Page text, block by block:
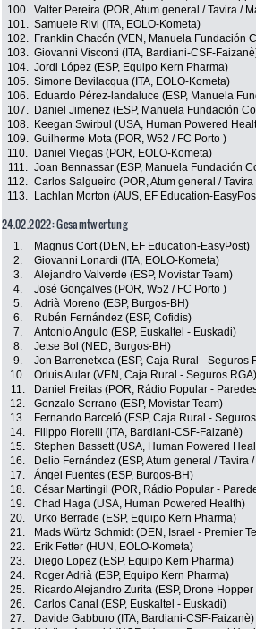
100. Valter Pereira (POR, Atum general / Tavira /
101. Samuele Rivi (ITA, EOLO-Kometa)
102.
Franklin Chacón (VEN, Manuela Fundación
103. Giovanni Visconti (ITA, Bardiani-CSF-
104. Jordi López (ESP, Equipo Kern Pharma)
105. Simone Bevilacqua (ITA, EOLO-Kometa)
106.
Eduardo Pérez-landaluce (ESP, Manuela
107.
Daniel Jimenez (ESP, Manuela Fundación
108.
Keegan Swirbul (USA, Human Powered
109. Guilherme Mota (POR, W52 / FC Porto )
110.
Daniel Viegas (POR, EOLO-Kometa)
111. Joan Bennassar (ESP, Manuela Fundación
112. Carlos Salgueiro (POR, Atum general /
113.
Lachlan Morton (AUS, EF Education-
24.02.2022: Gesamtwertung
1. Magnus Cort (DEN, EF Education-EasyPost)
2.
Giovanni Lonardi (ITA, EOLO-Kometa)
3.
Alejandro Valverde (ESP, Movistar Team)
4.
José Gonçalves (POR, W52 / FC Porto )
5.
Adrià Moreno (ESP, Burgos-BH)
6.
Rubén Fernández (ESP, Cofidis)
7.
Antonio Angulo (ESP, Euskaltel - Euskadi)
8.
Jetse Bol (NED, Burgos-BH)
9.
Jon Barrenetxea (ESP, Caja Rural - Seguros
10.
Orluis Aular (VEN, Caja Rural - Seguros RGA)
11.
Daniel Freitas (POR, Rádio Popular -
12.
Gonzalo Serrano (ESP, Movistar Team)
13.
Fernando Barceló (ESP, Caja Rural -
14.
Filippo Fiorelli (ITA, Bardiani-CSF-Faizanè)
15.
Stephen Bassett (USA, Human Powered
16.
Delio Fernández (ESP, Atum general / Tavira
17.
Ángel Fuentes (ESP, Burgos-BH)
18.
César Martingil (POR, Rádio Popular -
19.
Chad Haga (USA, Human Powered Health)
20.
Urko Berrade (ESP, Equipo Kern Pharma)
21.
Mads Würtz Schmidt (DEN, Israel - Premier
22.
Erik Fetter (HUN, EOLO-Kometa)
23.
Diego Lopez (ESP, Equipo Kern Pharma)
24.
Roger Adrià (ESP, Equipo Kern Pharma)
25.
Ricardo Alejandro Zurita (ESP, Drone
26.
Carlos Canal (ESP, Euskaltel - Euskadi)
27.
Davide Gabburo (ITA, Bardiani-CSF-Faizanè)